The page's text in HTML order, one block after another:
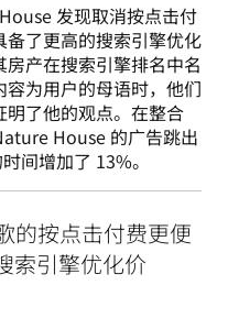
发现取消按点击付
了更高的搜索引擎优化
产在搜索引擎排名中名
为用户的母语时，他们
了他的观点。在整合
House 的广告跳出
间增加了 13%。
的按点击付费更便
索引擎优化价